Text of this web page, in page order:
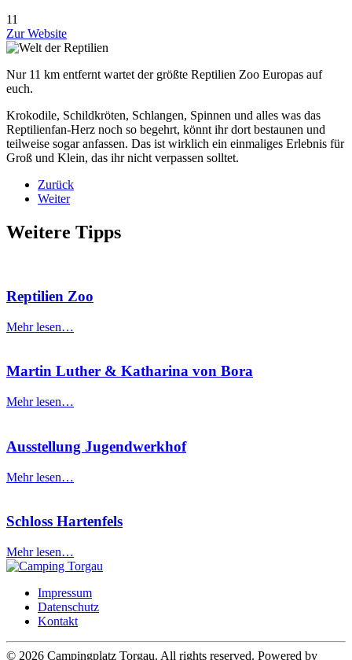
11
Zur Website
Nur 11 km entfernt wartet der größte Reptilien Zoo Europas auf
euch.
Krokodile, Schildkröten, Schlangen, Spinnen und alles was das
Reptilienfan-Herz noch so begehrt, könnt ihr dort bestaunen und
teilweise sogar anfassen. Das ist wirklich ein einmaliges Erlebnis für
Groß und Klein, das ihr nicht verpassen solltet.
Zurück
Weiter
Weitere Tipps
Reptilien Zoo
Mehr lesen…
Martin Luther & Katharina von Bora
Mehr lesen…
Ausstellung Jugendwerkhof
Mehr lesen…
Schloss Hartenfels
Mehr lesen…
Impressum
Datenschutz
Kontakt
© 2026 Campingplatz Torgau. All rights reserved. Powered by